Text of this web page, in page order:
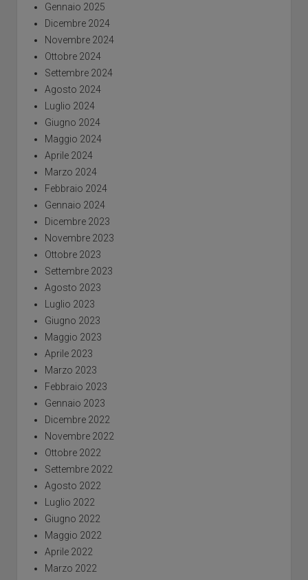
Gennaio 2025
Dicembre 2024
Novembre 2024
Ottobre 2024
Settembre 2024
Agosto 2024
Luglio 2024
Giugno 2024
Maggio 2024
Aprile 2024
Marzo 2024
Febbraio 2024
Gennaio 2024
Dicembre 2023
Novembre 2023
Ottobre 2023
Settembre 2023
Agosto 2023
Luglio 2023
Giugno 2023
Maggio 2023
Aprile 2023
Marzo 2023
Febbraio 2023
Gennaio 2023
Dicembre 2022
Novembre 2022
Ottobre 2022
Settembre 2022
Agosto 2022
Luglio 2022
Giugno 2022
Maggio 2022
Aprile 2022
Marzo 2022